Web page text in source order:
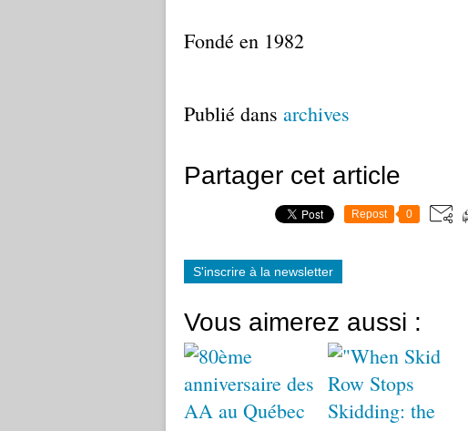
Fondé en 1982
Publié dans archives
Partager cet article
Repost 0
S'inscrire à la newsletter
Vous aimerez aussi :